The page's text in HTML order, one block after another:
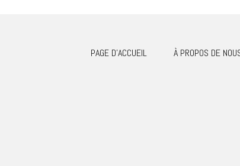
PAGE D’ACCUEIL À PROPOS DE